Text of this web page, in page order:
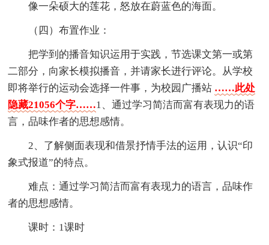
像一朵硕大的莲花，怒放在蔚蓝色的海面。
（四）布置作业：
把学到的播音知识运用于实践，节选课文第一或第
二部分，向家长模拟播音，并请家长进行评论。从学校
即将举行的运动会选择一件事，为校园广播站 ……此处
隐藏21056个字……1、通过学习简洁而富有表现力的语
言，品味作者的思想感情。
2、了解侧面表现和借景抒情手法的运用，认识“印
象式报道”的特点。
难点：通过学习简洁而富有表现力的语言，品味作
者的思想感情。
课时：1课时